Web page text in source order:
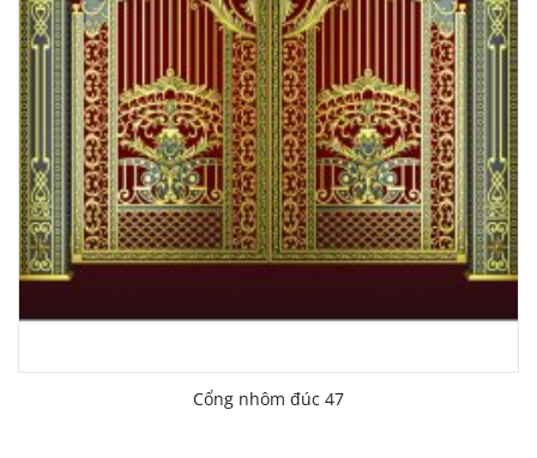
Cổng nhôm đúc 47